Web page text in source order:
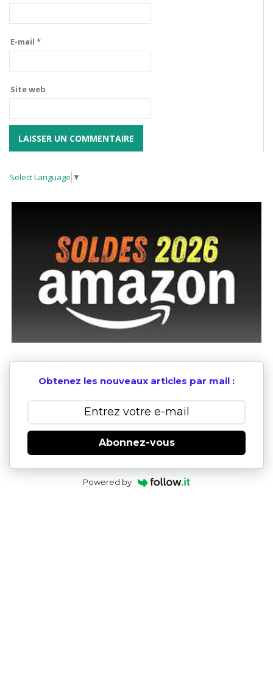
E-mail *
Site web
Select Language ▼
Obtenez les nouveaux articles par mail :
Abonnez-vous
Powered by